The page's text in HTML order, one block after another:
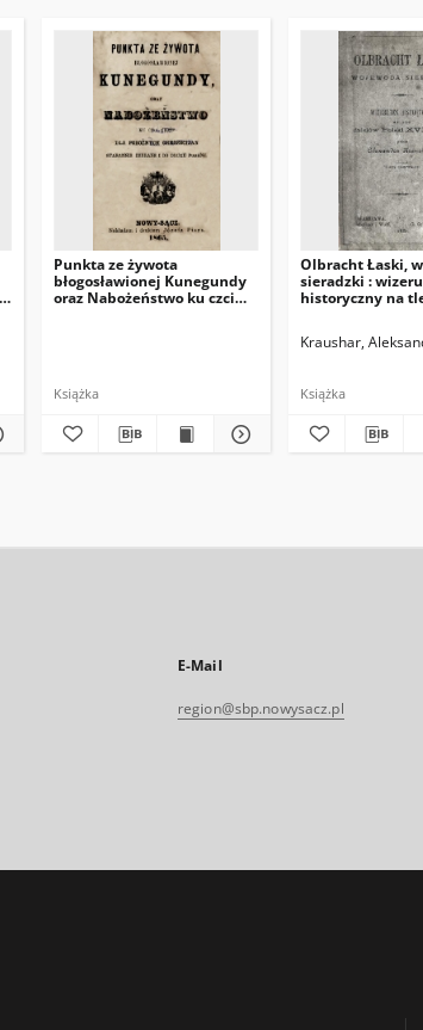
Punkta ze żywota
błogosławionej Kunegundy
oraz Nabożeństwo ku czci
Książka
Olbracht Łaski,
sieradzki :
historyczny na
Kraushar,
Książka
E-Mail
region@sbp.nowysacz.pl